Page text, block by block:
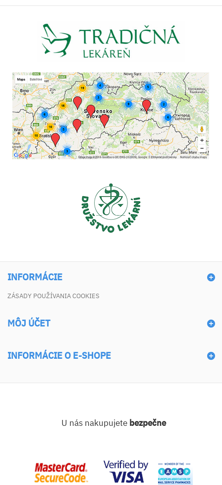
INFORMÁCIE
ZÁSADY POUŽÍVANIA COOKIES
MÔJ ÚČET
INFORMÁCIE O E-SHOPE
U nás nakupujete bezpečne